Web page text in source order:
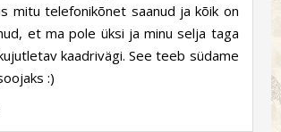
mitu telefonikõnet saanud ja kõik on
et ma pole üksi ja minu selja taga
kaadrivägi. See teeb südame
:)